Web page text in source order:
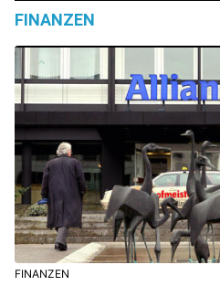
FINANZEN
FINANZEN